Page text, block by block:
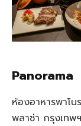
Panorama
ห้องอาหารพาโ
พลาซ่า กรุงเทพ